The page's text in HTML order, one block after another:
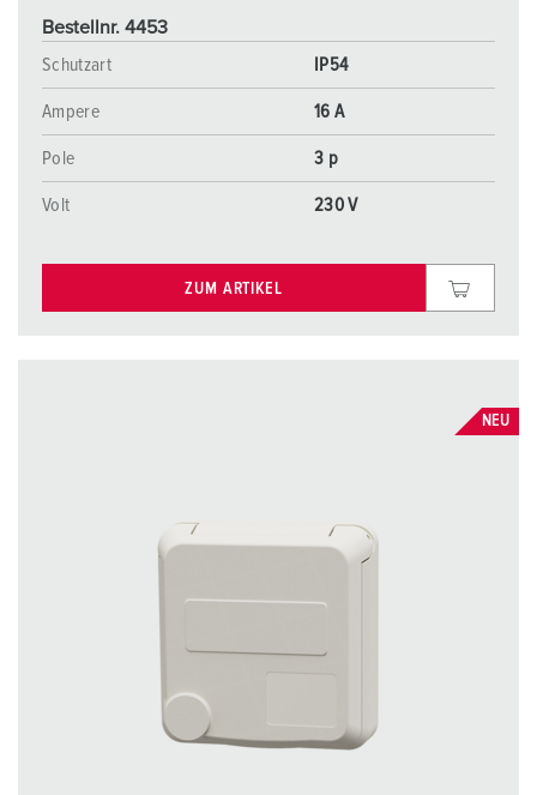
Bestellnr. 4453
Schutzart
IP54
Ampere 16 A
Pole 3 p
Volt 230 V
ZUM ARTIKEL
NEU